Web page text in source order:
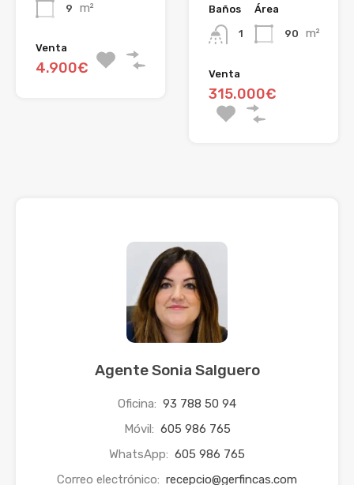
9 m²
Venta
4.900€
Baños
1
Área
90 m²
Venta
315.000€
Agente Sonia Salguero
Oficina: 93 788 50 94
Móvil: 605 986 765
WhatsApp: 605 986 765
Correo electrónico: recepcio@gerfincas.com